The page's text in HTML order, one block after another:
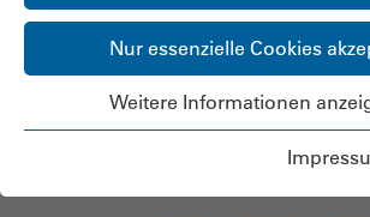
Nur essenzielle Cookies
Weitere Informationen
Angemeldet bleiben: